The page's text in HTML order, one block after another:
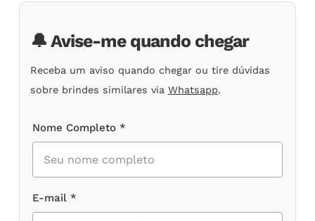
clientes
🔔 Avise-me quando chegar
Receba um aviso quando chegar ou tire dúvidas
sobre brindes similares via Whatsapp.
Nome Completo *
E-mail *